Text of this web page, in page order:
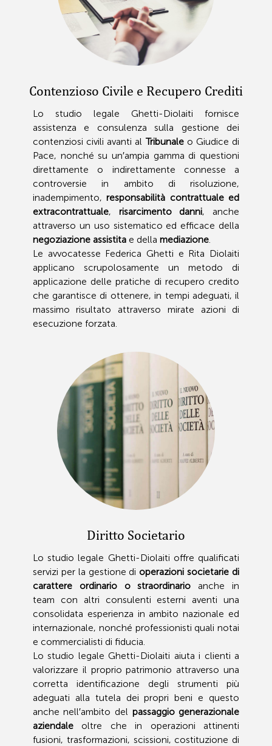
Contenzioso Civile e Recupero Crediti
Lo studio legale Ghetti-Diolaiti fornisce
assistenza e consulenza sulla gestione dei
contenziosi civili avanti al Tribunaleo Giudice di
Pace, nonché su un′ampia gamma di questioni
direttamente o indirettamente connesse a
controversie in ambito di risoluzione,
inadempimento,responsabilità contrattuale ed
extracontrattuale, risarcimento danni, anche
attraverso un uso sistematico ed efficace della
negoziazione assistitae della mediazione.
Le avvocatesse Federica Ghetti e Rita Diolaiti
applicano scrupolosamente un metodo di
applicazione delle pratiche di recupero credito
che garantisce di ottenere, in tempi adeguati, il
massimo risultato attraverso mirate azioni di
esecuzione forzata.
Diritto Societario
Lo studio legale Ghetti-Diolaiti offre qualificati
servizi per la gestione dioperazioni societarie di
carattere ordinario o straordinario anche in
team con altri consulenti esterni aventi una
consolidata esperienza in ambito nazionale ed
internazionale, nonché professionisti quali notai
e commercialisti di fiducia.
Lo studio legale Ghetti-Diolaiti aiuta i clienti a
valorizzare il proprio patrimonio attraverso una
corretta identificazione degli strumenti più
adeguati alla tutela dei propri beni e questo
anche nell′ambito del passaggio generazionale
aziendaleoltre che in operazioni attinenti
fusioni, trasformazioni, scissioni, costituzione di